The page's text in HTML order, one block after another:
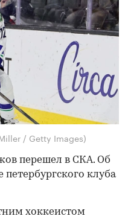
/ Getty Images)
перешел в СКА. Об
петербургского клуба
хоккеистом